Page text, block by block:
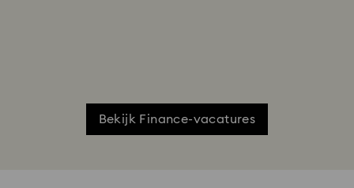
Bekijk Finance-vacatures